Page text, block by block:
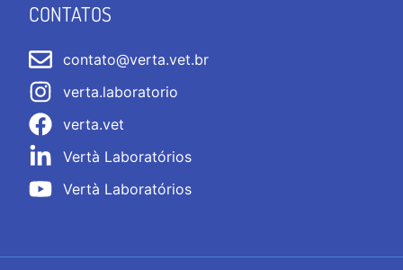
CONTATOS
contato@verta.vet.br
verta.laboratorio
verta.vet
Vertà Laboratórios
Vertà Laboratórios